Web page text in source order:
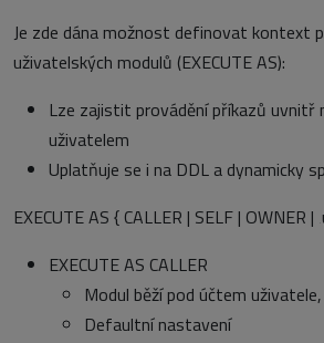
Je zde dána možnost definovat kontext
uživatelských modulů (EXECUTE AS):
Lze zajistit provádění příkazů uvnitř
uživatelem
Uplatňuje se i na DDL a dynamicky
EXECUTE AS { CALLER | SELF | OWNER |
EXECUTE AS CALLER
Modul běží pod účtem
Defaultní nastavení